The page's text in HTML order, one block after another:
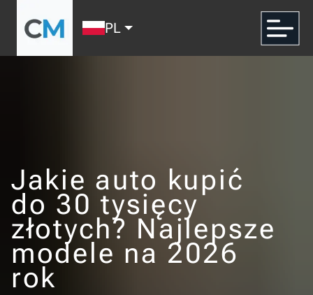
PL
Jakie auto kupić
do 30 tysięcy
złotych? Najlepsze
modele na 2026
rok